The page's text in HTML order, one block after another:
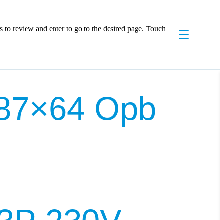
review and enter to go to the desired page. Touch
Opb